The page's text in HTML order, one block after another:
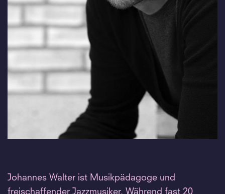
Johannes Walter ist Musikpädagoge und
freischaffender Jazzmusiker. Während fast 20